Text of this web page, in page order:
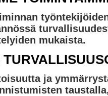
mukaista.
ja